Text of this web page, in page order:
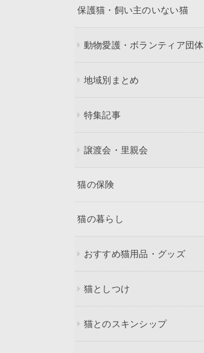
保護猫・飼い主のいない猫
動物愛護・ボランティア団体
地域別まとめ
特集記事
譲渡会・里親会
猫の保険
猫の暮らし
おすすめ猫用品・グッズ
猫としつけ
猫とのスキンシップ